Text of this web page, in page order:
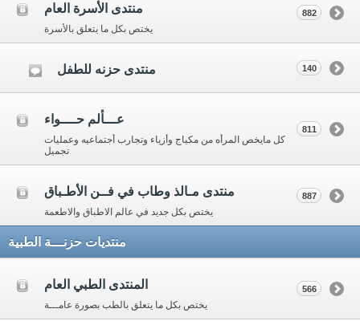
منتدى الأسرة العام
يختص بكل ما يتعلق بالأسرة
882
منتدى حزنه للطفل 140
عـــألم حــــواء
كل مايخص المرأه من مكياج وأزياء وتجارب أجتماعيه وعمليات
تجميل
811
منتدى مـالذ وطاب في فــن الأطـباق
يختص بكل جديد في عالم الاطباق والاطعمة
887
منتديات حزنـــة الطبية
المنتدى الطبي العام
يختص بكل ما يتعلق بالطب بصورة عامـــة
566